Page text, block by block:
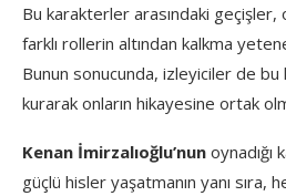
Bu karakterler arasındaki
farklı rollerin altından kalkma
Bunun sonucunda, izleyiciler de
kurarak onların hikayesine ortak
Kenan İmirzalıoğlu’nun
güçlü hisler yaşatmanın yanı sıra,